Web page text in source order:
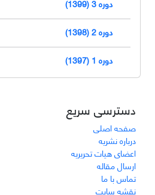
دوره 3 (1399)
دوره 2 (1398)
دوره 1 (1397)
دسترسی سریع
صفحه اصلی
درباره نشریه
اعضای هیات تحریریه
ارسال مقاله
تماس با ما
نقشه سایت